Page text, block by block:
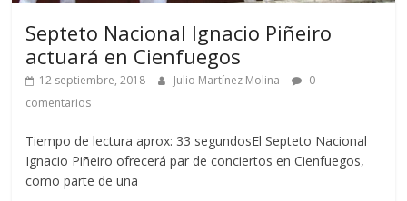
Septeto Nacional Ignacio Piñeiro
actuará en Cienfuegos
12 septiembre, 2018 Julio Martínez Molina
0
comentarios
Tiempo de lectura aprox: 33 segundosEl Septeto Nacional
Ignacio Piñeiro ofrecerá par de conciertos en Cienfuegos,
como parte de una